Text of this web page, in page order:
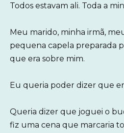
Todos estavam ali. Toda a
Meu marido, minha irmã,
pequena capela preparada
que era sobre mim.
Eu queria poder dizer que
Queria dizer que joguei o
fiz uma cena que marcaria